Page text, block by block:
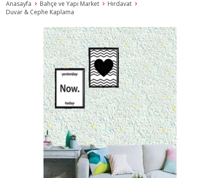
Anasayfa Bahçe ve Yapı Market
Hırdavat
Duvar & Cephe Kaplama